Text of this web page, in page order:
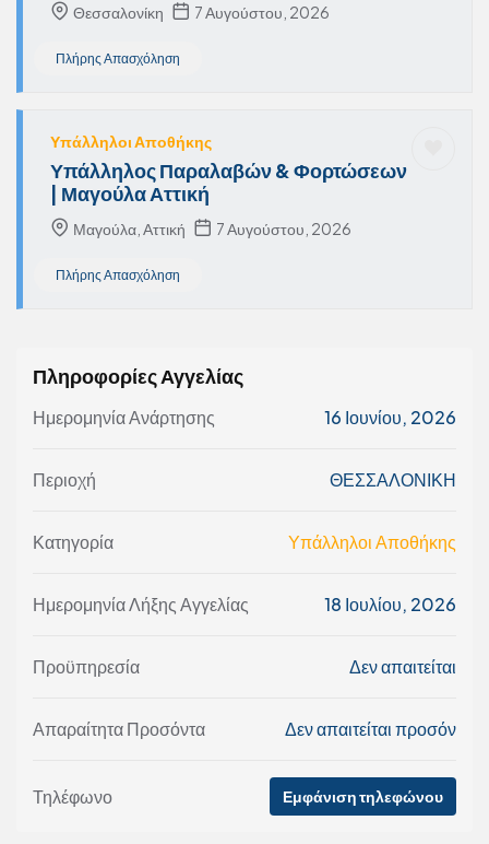
Θεσσαλονίκη 7 Αυγούστου, 2026
Πλήρης Απασχόληση
Υπάλληλοι Αποθήκης
Υπάλληλος Παραλαβών & Φορτώσεων
| Μαγούλα Αττική
Μαγούλα, Αττική 7 Αυγούστου, 2026
Πλήρης Απασχόληση
Πληροφορίες Αγγελίας
Ημερομηνία Ανάρτησης 16 Ιουνίου, 2026
Περιοχή ΘΕΣΣΑΛΟΝΙΚΗ
Κατηγορία Υπάλληλοι Αποθήκης
Ημερομηνία Λήξης Αγγελίας 18 Ιουλίου, 2026
Προϋπηρεσία Δεν απαιτείται
Απαραίτητα Προσόντα Δεν απαιτείται προσόν
Τηλέφωνο Εμφάνιση τηλεφώνου